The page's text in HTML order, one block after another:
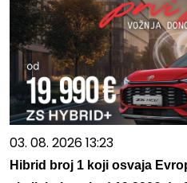
03. 08. 2026 13:23
Hibrid broj 1 koji osvaja